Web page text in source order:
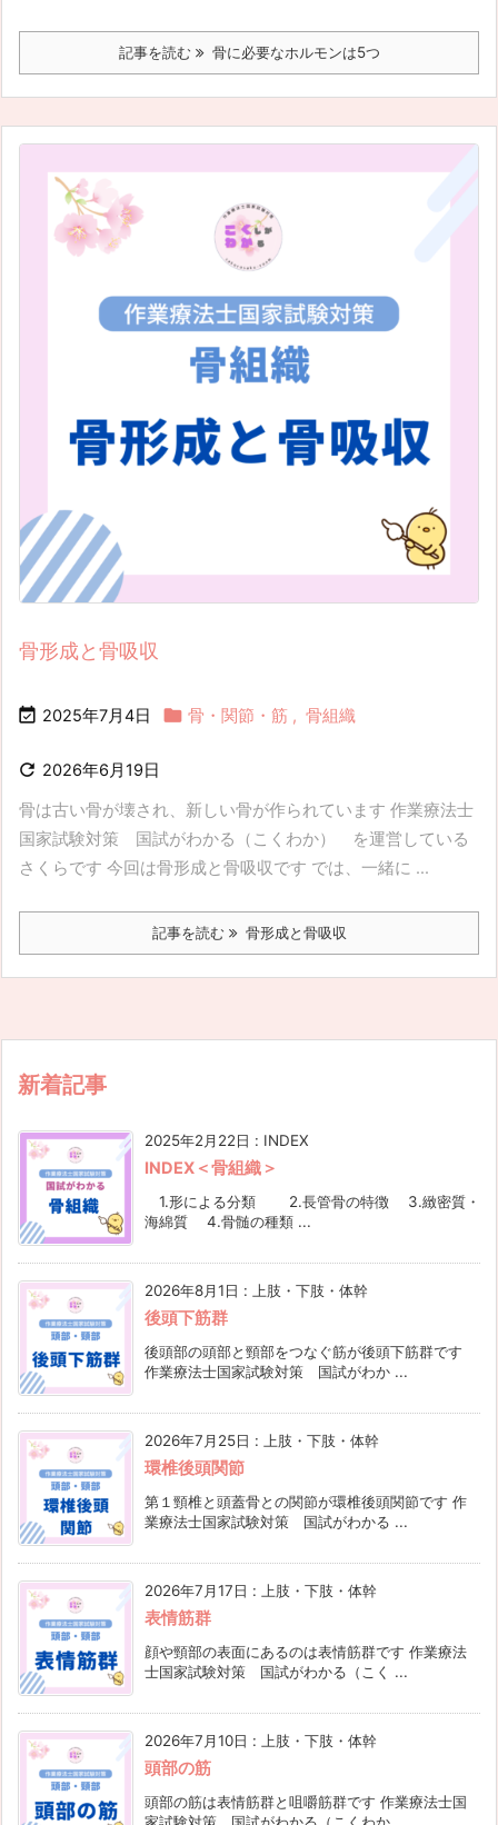
記事を読む 骨に必要なホルモンは5つ
骨形成と骨吸収
 2025年7月4日  骨・関節・筋 , 骨組織
 2026年6月19日
骨は古い骨が壊され、新しい骨が作られています 作業療法士
国家試験対策 国試がわかる（こくわか） を運営している
さくらです 今回は骨形成と骨吸収です では、一緒に ...
記事を読む 骨形成と骨吸収
新着記事
2025年2月22日 : INDEX
INDEX＜骨組織＞
1.形による分類 2.長管骨の特徴 3.緻密質・
海綿質 4.骨髄の種類 ...
2026年8月1日 : 上肢・下肢・体幹
後頭下筋群
後頭部の頭部と頸部をつなぐ筋が後頭下筋群です
作業療法士国家試験対策 国試がわか ...
2026年7月25日 : 上肢・下肢・体幹
環椎後頭関節
第１頸椎と頭蓋骨との関節が環椎後頭関節です 作
業療法士国家試験対策 国試がわかる ...
2026年7月17日 : 上肢・下肢・体幹
表情筋群
顔や頸部の表面にあるのは表情筋群です 作業療法
士国家試験対策 国試がわかる（こく ...
2026年7月10日 : 上肢・下肢・体幹
頭部の筋
頭部の筋は表情筋群と咀嚼筋群です 作業療法士国